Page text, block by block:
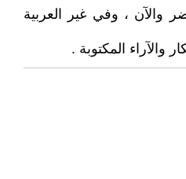
والآن ، وفي غير العربية
والآراء المكتوبة .